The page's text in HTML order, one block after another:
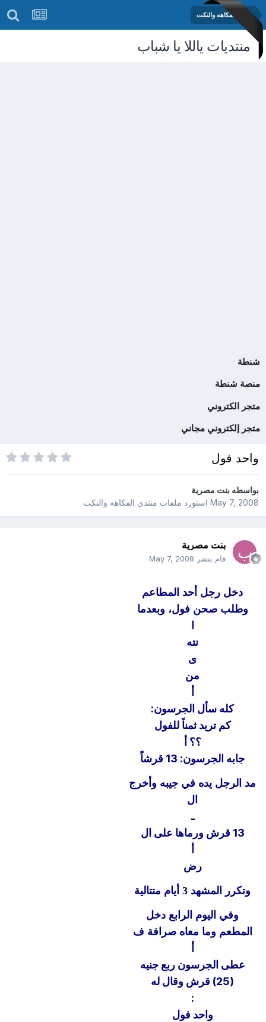
منتدى الفكاهه والنكت
منتديات ياللا يا شباب
شنطة
منصة شنطة
متجر الكتروني
متجر إلكتروني مجاني
واحد فول
بواسطهبنت مصرية
May 7, 2008استورد ملفات منتدى الفكاهه والنكت
بنت مصرية
قام بنشر May 7, 2008
دخل رجل أحد المطاعم
وطلب صحن فول، وبعدما
نته
ى
من
كله سأل الجرسون:
كم تريد ثمناً للفول
؟؟ أ
جابه الجرسون: 13 قرشاً
مد الرجل يده في جيبه وأخرج
ال
ـ
13 قرش ورماها على ال
رض
وتكرر المشهد 3 أيام متتالية
وفي اليوم الرابع دخل
المطعم وما معاه صرافة ف
عطى الجرسون ربع جنيه
(25) قرش وقال له
واحد فول